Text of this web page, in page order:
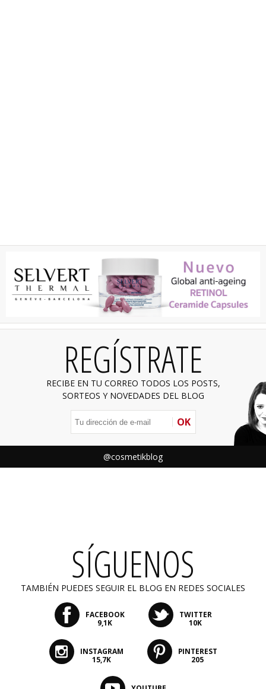
REGÍSTRATE
RECIBE EN TU CORREO TODOS LOS POSTS,
SORTEOS Y NOVEDADES DEL BLOG
OK
@cosmetikblog
SÍGUENOS
TAMBIÉN PUEDES SEGUIR EL BLOG EN REDES SOCIALES
FACEBOOK
9,1K
TWITTER
10K
INSTAGRAM
15,7K
PINTEREST
205